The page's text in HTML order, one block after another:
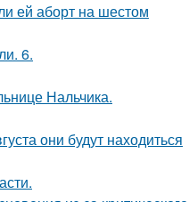
ей аборт на шестом
6.
Нальчика.
они будут находиться